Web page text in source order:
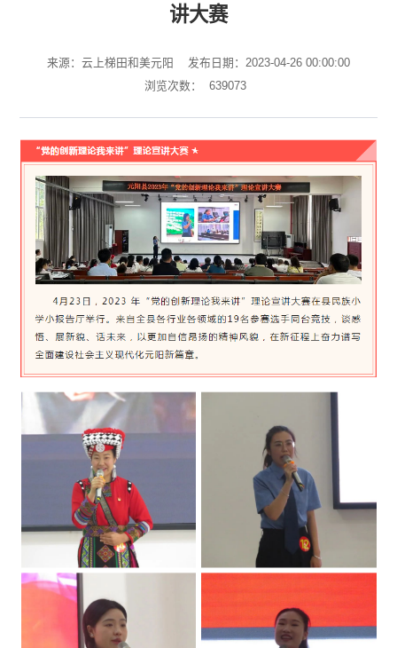
讲大赛
来源：云上梯田和美元阳
发布日期：2023-04-26 00:00:00
浏览次数：
639073